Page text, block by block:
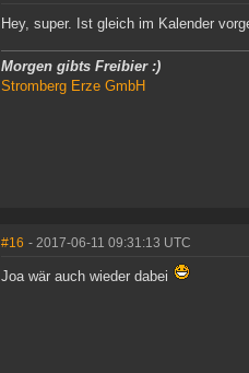
Hey, super. Ist gleich im Kalender
Morgen gibts Freibier :)
Stromberg Erze GmbH
#16 - 2017-06-11 09:31:13 UTC
Joa wär auch wieder dabei